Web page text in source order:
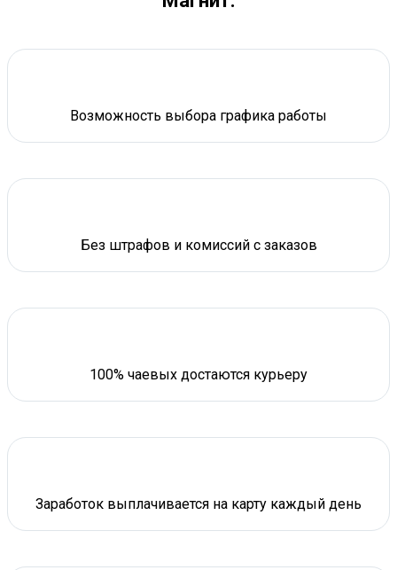
Возможность выбора графика работы
Без штрафов и комиссий с заказов
100% чаевых достаются курьеру
Заработок выплачивается на карту каждый день